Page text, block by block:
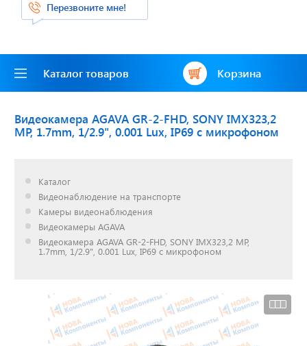
Перезвоните мне!
Каталог товаров Корзина
Открылся новый
Видеокамера AGAVA GR-2-FHD, SONY IMX323,2
MP, 1.7mm, 1/2.9", 0.001 Lux, IP69 c микрофоном
Каталог
Видеонаблюдение на транспорте
Камеры видеонаблюдения
Видеокамеры AGAVA
Видеокамера AGAVA GR-2-FHD, SONY IMX323,2 MP,
1.7mm, 1/2.9", 0.001 Lux, IP69 c микрофоном